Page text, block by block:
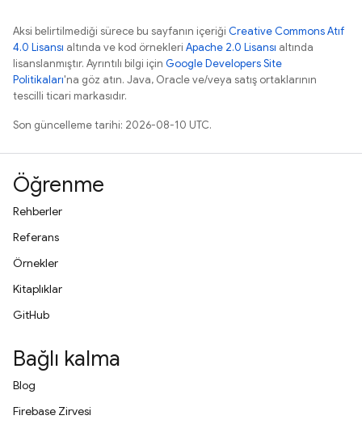
Aksi belirtilmediği sürece bu sayfanın içeriği Creative Commons Atıf
4.0 Lisansı altında ve kod örnekleri Apache 2.0 Lisansı altında
lisanslanmıştır. Ayrıntılı bilgi için Google Developers Site
Politikaları'na göz atın. Java, Oracle ve/veya satış ortaklarının
tescilli ticari markasıdır.
Son güncelleme tarihi: 2026-08-10 UTC.
Öğrenme
Rehberler
Referans
Örnekler
Kitaplıklar
GitHub
Bağlı kalma
Blog
Firebase Zirvesi